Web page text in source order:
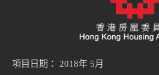
項目日期： 2018年 5月